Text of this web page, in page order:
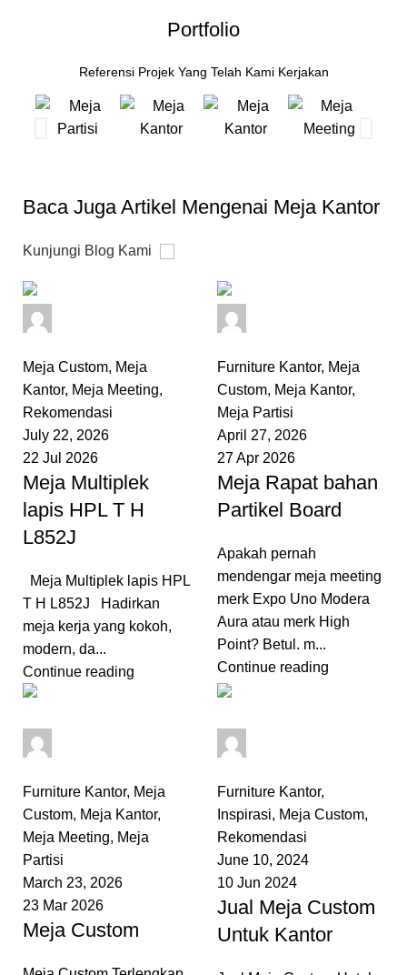
Portfolio
Referensi Projek Yang Telah Kami Kerjakan
Baca Juga Artikel Mengenai Meja Kantor
Kunjungi Blog Kami
Meja Custom, Meja
Kantor, Meja Meeting,
Rekomendasi
July 22, 2026
22 Jul 2026
Meja Multiplek
lapis HPL T H
L852J
Meja Multiplek lapis HPL
T H L852J Hadirkan
meja kerja yang kokoh,
modern, da...
Continue reading
Furniture Kantor, Meja
Custom, Meja Kantor,
Meja Partisi
April 27, 2026
27 Apr 2026
Meja Rapat bahan
Partikel Board
Apakah pernah
mendengar meja meeting
merk Expo Uno Modera
Aura atau merk High
Point? Betul. m...
Continue reading
Furniture Kantor, Meja
Custom, Meja Kantor,
Meja Meeting, Meja
Partisi
March 23, 2026
23 Mar 2026
Meja Custom
Furniture Kantor,
Inspirasi, Meja Custom,
Rekomendasi
June 10, 2024
10 Jun 2024
Jual Meja Custom
Untuk Kantor